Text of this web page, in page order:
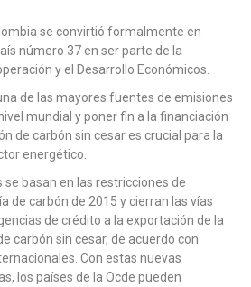
se convirtió formalmente en
número 37 en ser parte de la
y el Desarrollo Económicos.
de las mayores fuentes de emisiones
mundial y poner fin a la financiación
de carbón sin cesar es crucial para la
energético.
basan en las restricciones de
de carbón de 2015 y cierran las vías
de crédito a la exportación de la
carbón sin cesar, de acuerdo con
Con estas nuevas
los países de la Ocde pueden